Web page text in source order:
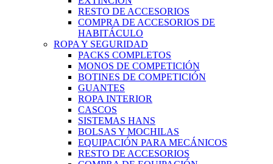
RESTO DE ACCESORIOS
COMPRA DE ACCESORIOS DE
HABITÁCULO
ROPA Y SEGURIDAD
PACKS COMPLETOS
MONOS DE COMPETICIÓN
BOTINES DE COMPETICIÓN
GUANTES
ROPA INTERIOR
CASCOS
SISTEMAS HANS
BOLSAS Y MOCHILAS
EQUIPACIÓN PARA MECÁNICOS
RESTO DE ACCESORIOS